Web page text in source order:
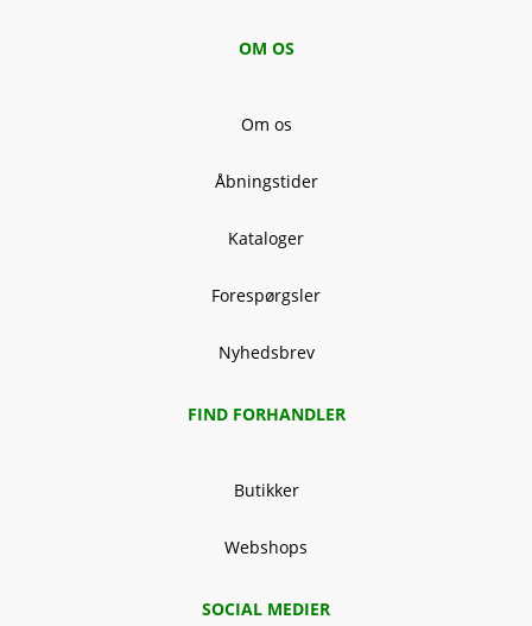
OM OS
Om os
Åbningstider
Kataloger
Forespørgsler
Nyhedsbrev
FIND FORHANDLER
Butikker
Webshops
SOCIAL MEDIER